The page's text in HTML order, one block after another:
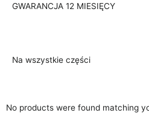
GWARANCJA 12 MIESIĘCY
Na wszystkie części
No products were found matching